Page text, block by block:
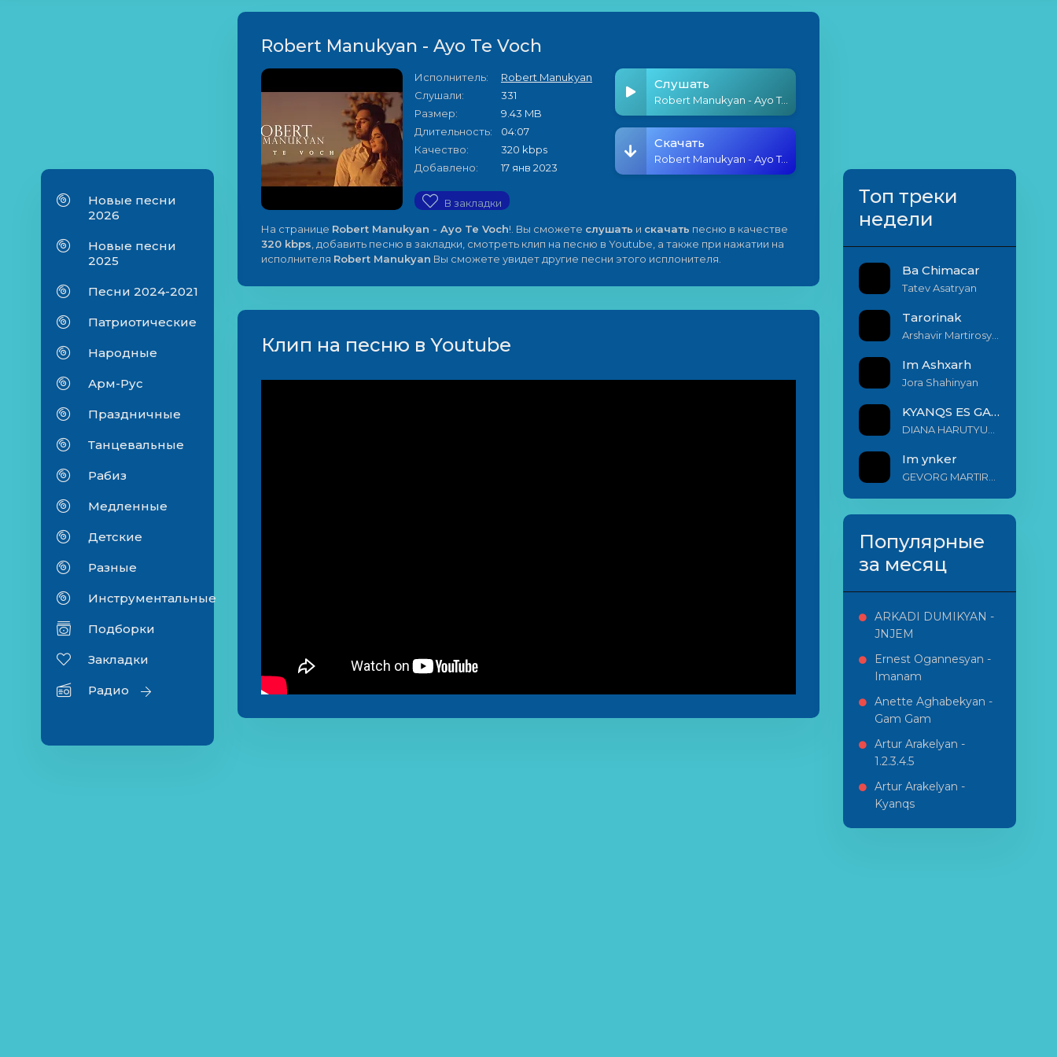
Новые песни
2026
Новые песни
2025
Песни 2024-2021
Патриотические
Народные
Арм-Рус
Праздничные
Танцевальные
Рабиз
Медленные
Детские
Разные
Инструментальные
Подборки
Закладки
Радио
Robert Manukyan - Ayo Te Voch
Исполнитель:
Robert Manukyan
Слушали:
331
Размер:
9.43 MB
Длительность:
04:07
Качество:
320 kbps
Добавлено:
17 янв 2023
В закладки
Слушать
Robert Manukyan - Ayo Te Voch
Скачать
Robert Manukyan - Ayo Te Voch
На странице Robert Manukyan - Ayo Te Voch!. Вы сможете слушать и скачать песню в качестве
320 kbps , добавить песню в закладки, смотреть клип на песню в Youtube, а также при нажатии на
исполнителя Robert Manukyan Вы сможете увидет другие песни этого исплонителя.
Клип на песню в Youtube
Топ треки
недели
Ba Chimacar
Tatev Asatryan
Tarorinak
Im Ashxarh
Jora Shahinyan
KYANQS ES GALIS EM
Im ynker
Популярные
за месяц
ARKADI DUMIKYAN -
JNJEM
Ernest Ogannesyan -
Imanam
Anette Aghabekyan -
Gam Gam
Artur Arakelyan -
1.2.3.4.5
Artur Arakelyan -
Kyanqs